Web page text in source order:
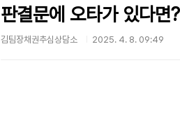
판결문에 오타가 있다면
김팀장채권추심상담소 2025. 4. 8. 09:49